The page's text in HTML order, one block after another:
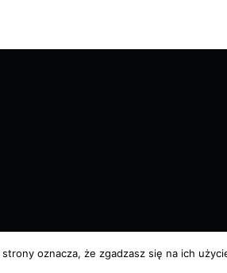
oznacza, że zgadzasz się na ich